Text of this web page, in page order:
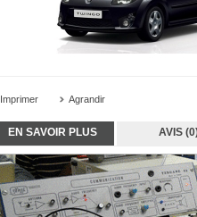
Imprimer Agrandir
EN SAVOIR PLUS AVIS